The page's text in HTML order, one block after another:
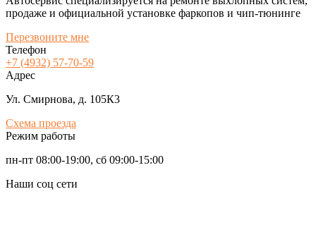
продаже и официальной установке фаркопов и чип-тюнинге
Перезвоните мне
Телефон
+7 (4932) 57-70-59
Адрес
Ул. Смирнова, д. 105К3
Схема проезда
Режим работы
пн-пт 08:00-19:00, сб 09:00-15:00
Наши соц сети